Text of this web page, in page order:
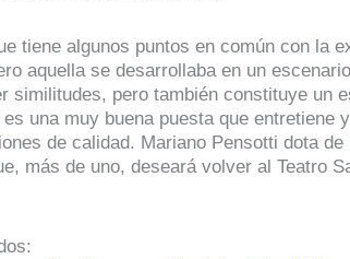
tiene algunos puntos en común con la
aquella se desarrollaba en un
similitudes, pero también constituye un
es una muy buena puesta que entretiene
de calidad. Mariano Pensotti dota
más de uno, deseará volver al Teatro